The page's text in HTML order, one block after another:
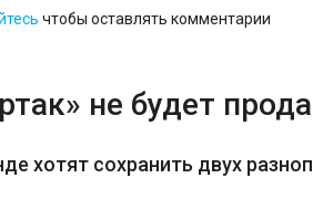
чтобы оставлять комментарии
не будет
хотят сохранить двух